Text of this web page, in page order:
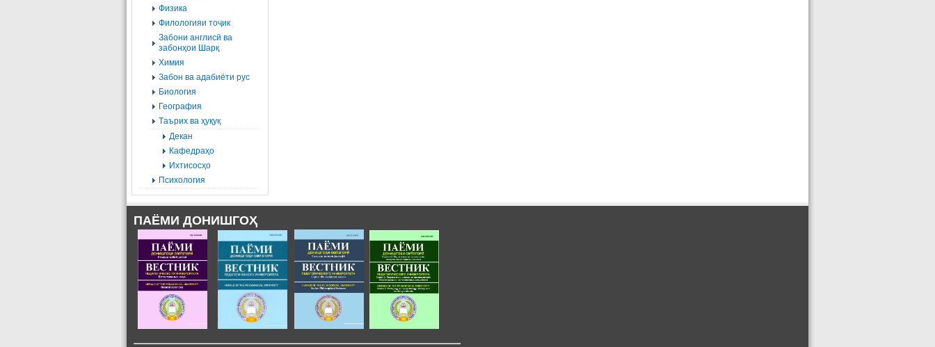
Физика
Филологияи тоҷик
Забони англисӣ ва
забонҳои Шарқ
Химия
Забон ва адабиёти рус
Биология
География
Tаърих ва ҳуқуқ
Декан
Кафедраҳо
Ихтисосҳо
Психология
ПАЁМИ ДОНИШГОҲ